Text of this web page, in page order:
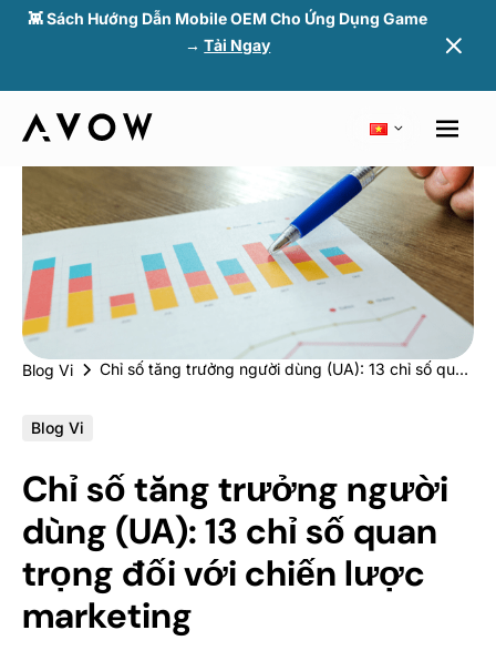
👾 Sách Hướng Dẫn Mobile OEM Cho Ứng Dụng Game
→Tải Ngay
Blog Vi Chỉ số tăng trưởng người dùng (UA): 13 chỉ số quan trọng đối với chiến lược marketing
Blog Vi
Chỉ số tăng trưởng người
dùng (UA): 13 chỉ số quan
trọng đối với chiến lược
marketing